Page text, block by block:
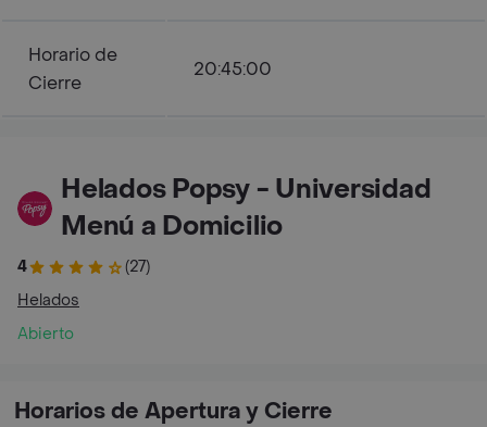
Horario de
Cierre
20:45:00
Helados Popsy - Universidad
Menú a Domicilio
4
(27)
Helados
Abierto
Horarios de Apertura y Cierre